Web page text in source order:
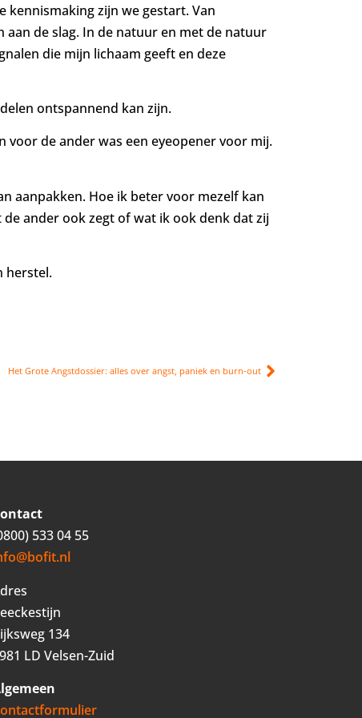
kennismaking zijn we gestart. Van
de slag. In de natuur en met de natuur
die mijn lichaam geeft en deze
ontspannend kan zijn.
voor de ander was een eyeopener voor mij.
aanpakken. Hoe ik beter voor mezelf kan
ander ook zegt of wat ik ook denk dat zij
herstel.
Het Grote Angstdossier: alles over angst, paniek en burn-out
533 04 55
134
LD Velsen-Zuid